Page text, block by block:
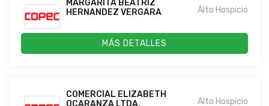
MARGARITA BEATRIZ
HERNANDEZ VERGARA
Alto Hospicio
MÁS DETALLES
COMERCIAL ELIZABETH
OCARANZA LTDA.
Alto Hospicio